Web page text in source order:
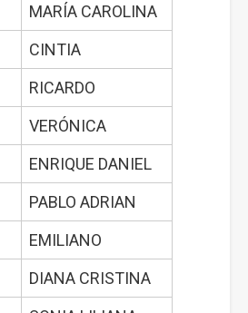
MARÍA CAROLINA
CINTIA
RICARDO
VERÓNICA
ENRIQUE DANIEL
PABLO ADRIAN
EMILIANO
DIANA CRISTINA